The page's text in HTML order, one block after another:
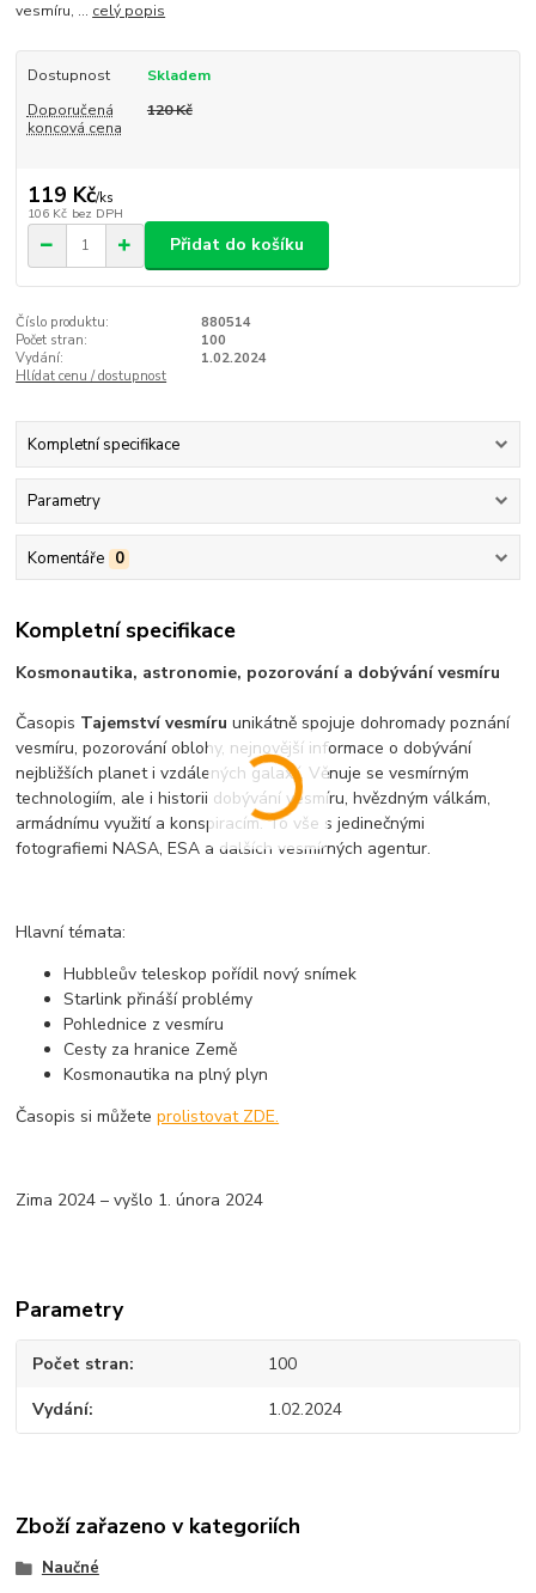
vesmíru, ... celý popis
Dostupnost
Skladem
Doporučená
koncová cena
120 Kč
119 Kč/ks
106 Kč bez DPH
Přidat do košíku
Číslo produktu:
880514
Počet stran:
100
Vydání:
1.02.2024
Hlídat cenu / dostupnost
Kompletní specifikace
Parametry
Komentáře 0
Kompletní specifikace
Kosmonautika, astronomie, pozorování a dobývání vesmíru
Časopis Tajemství vesmíru unikátně spojuje dohromady poznání
vesmíru, pozorování oblohy, nejnovější informace o dobývání
nejbližších planet i vzdálených galaxií. Věnuje se vesmírným
technologiím, ale i historii dobývání vesmíru, hvězdným válkám,
armádnímu využití a konspiracím. To vše s jedinečnými
fotografiemi NASA, ESA a dalších vesmírných agentur.
Hlavní témata:
Hubbleův teleskop pořídil nový snímek
Starlink přináší problémy
Pohlednice z vesmíru
Cesty za hranice Země
Kosmonautika na plný plyn
Časopis si můžeteprolistovat ZDE.
Zima 2024 – vyšlo 1. února 2024
Parametry
Počet stran 100
Vydání 1.02.2024
Zboží zařazeno v kategoriích
Naučné